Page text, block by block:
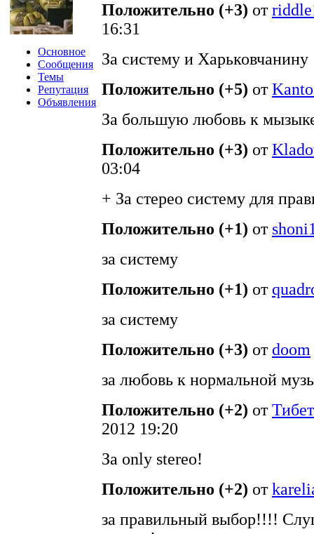
Основное
Сообщения
Темы
Репутация
Объявления
Положительно (+3) от
16:31
За систему и Харьковчанину
Положительно (+5) от
За большую любовь к
Положительно (+3) от
03:04
+ За стерео систему для
Положительно (+1) от
за систему
Положительно (+1) от
за систему
Положительно (+3) отdoom
за любовь к нормальной
Положительно (+2) от
2012 19:20
За only stereo!
Положительно (+2) от
за правильный выбор!!!!